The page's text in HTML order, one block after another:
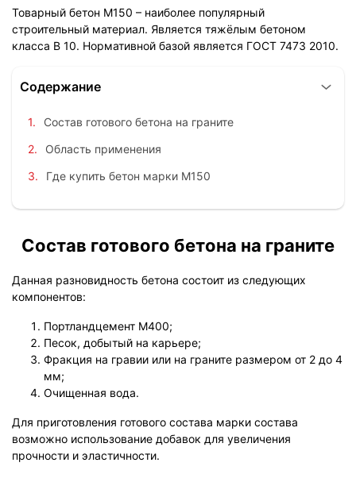
Товарный бетон М150 – наиболее популярный
строительный материал. Является тяжёлым бетоном
класса B 10. Нормативной базой является ГОСТ 7473 2010.
Содержание
Состав готового бетона на граните
Область применения
Где купить бетон марки М150
Состав готового бетона на граните
Данная разновидность бетона состоит из следующих
компонентов:
Портландцемент М400;
Песок, добытый на карьере;
Фракция на гравии или на граните размером от 2 до 4
мм;
Очищенная вода.
Для приготовления готового состава марки состава
возможно использование добавок для увеличения
прочности и эластичности.